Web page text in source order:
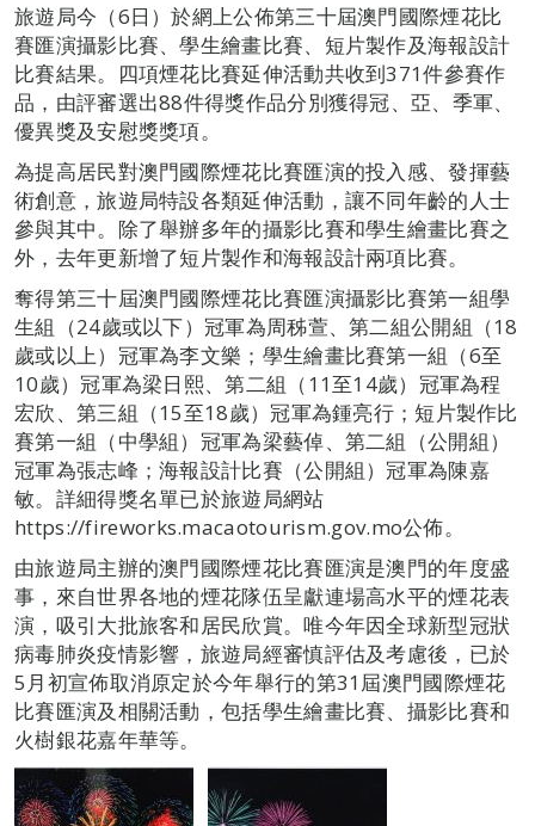
旅遊局今（6日）於網上公佈第三十屆澳門國際煙花比
賽匯演攝影比賽、學生繪畫比賽、短片製作及海報設計
比賽結果。四項煙花比賽延伸活動共收到371件參賽作
品，由評審選出88件得獎作品分別獲得冠、亞、季軍、
優異獎及安慰獎獎項。
為提高居民對澳門國際煙花比賽匯演的投入感、發揮藝
術創意，旅遊局特設各類延伸活動，讓不同年齡的人士
參與其中。除了舉辦多年的攝影比賽和學生繪畫比賽之
外，去年更新增了短片製作和海報設計兩項比賽。
奪得第三十屆澳門國際煙花比賽匯演攝影比賽第一組學
生組（24歲或以下）冠軍為周秭萱、第二組公開組（18
歲或以上）冠軍為李文樂；學生繪畫比賽第一組（6至
10歲）冠軍為梁日熙、第二組（11至14歲）冠軍為程
宏欣、第三組（15至18歲）冠軍為鍾亮行；短片製作比
賽第一組（中學組）冠軍為梁藝倬、第二組（公開組）
冠軍為張志峰；海報設計比賽（公開組）冠軍為陳嘉
敏。詳細得獎名單已於旅遊局網站
https://fireworks.macaotourism.gov.mo公佈。
由旅遊局主辦的澳門國際煙花比賽匯演是澳門的年度盛
事，來自世界各地的煙花隊伍呈獻連場高水平的煙花表
演，吸引大批旅客和居民欣賞。唯今年因全球新型冠狀
病毒肺炎疫情影響，旅遊局經審慎評估及考慮後，已於
5月初宣佈取消原定於今年舉行的第31屆澳門國際煙花
比賽匯演及相關活動，包括學生繪畫比賽、攝影比賽和
火樹銀花嘉年華等。